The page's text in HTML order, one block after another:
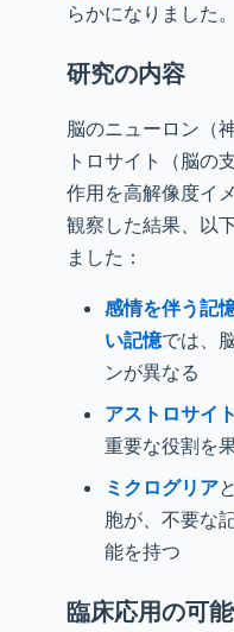
らかになりました。
研究の内容
脳のニューロン（
トロサイト（脳の
作用を高解像度イ
観察した結果、以
ました：
感情を伴う記
い記憶では、
ンが異なる
アストロサイト
重要な役割を
ミクログリア
胞が、不要な
能を持つ
臨床応用の可